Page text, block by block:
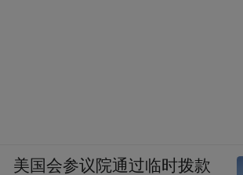
美国会参议院通过临时拨款